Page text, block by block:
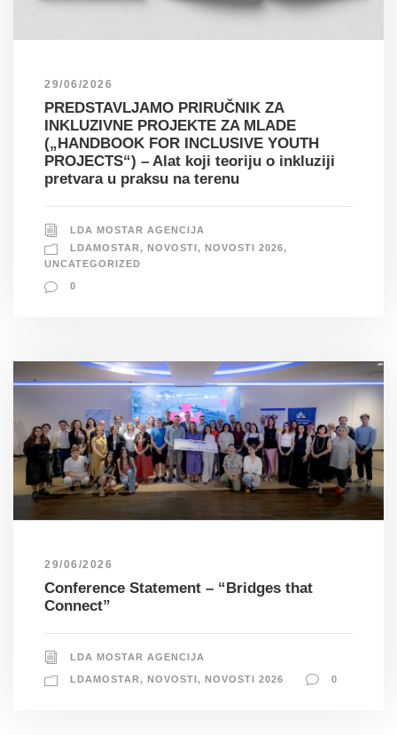
29/06/2026
PREDSTAVLJAMO PRIRUČNIK ZA
INKLUZIVNE PROJEKTE ZA MLADE
(„HANDBOOK FOR INCLUSIVE YOUTH
PROJECTS“) – Alat koji teoriju o inkluziji
pretvara u praksu na terenu
LDA MOSTAR AGENCIJA
LDAMOSTAR, NOVOSTI , NOVOSTI 2026,
UNCATEGORIZED
0
29/06/2026
Conference Statement – “Bridges that
Connect”
LDA MOSTAR AGENCIJA
LDAMOSTAR, NOVOSTI , NOVOSTI 2026 0